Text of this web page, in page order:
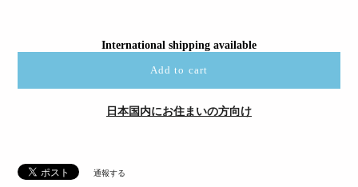
International shipping available
Add to cart
日本国内にお住まいの方向け
通報する